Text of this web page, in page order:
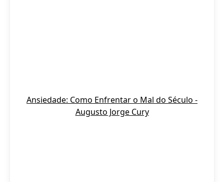
Ansiedade: Como Enfrentar o Mal do Século -
Augusto Jorge Cury